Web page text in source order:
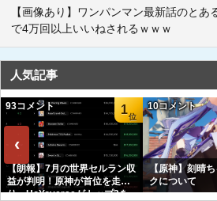
【画像あり】ワンパンマン最新話のと
で4万回以上いいねされるｗｗｗ
人気記事
‹
1
93コメント
【朗報】7月の世界セルラン収
益が判明！原神が首位を走
り、HoYoverseがトップ3を
10コメント
【原神】刻晴
クについて